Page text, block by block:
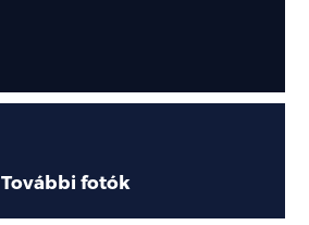
További fotók